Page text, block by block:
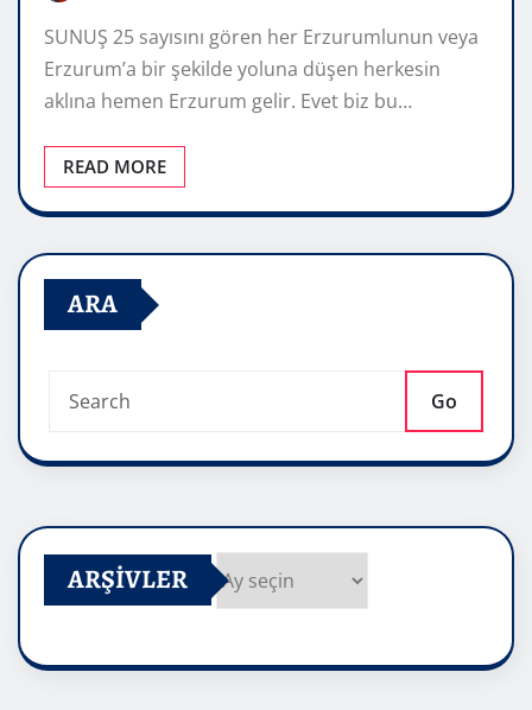
SUNUŞ 25 sayısını gören her Erzurumlunun veya
Erzurum’a bir şekilde yoluna düşen herkesin
aklına hemen Erzurum gelir. Evet biz bu…
READ MORE
ARA
Go
ARŞIVLER